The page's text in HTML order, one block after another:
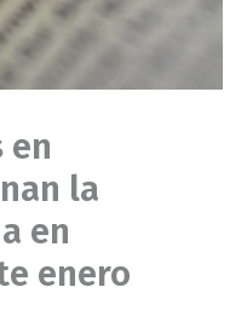
en
la
en
enero